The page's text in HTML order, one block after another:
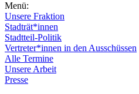
Menü:
Unsere Fraktion
Stadträt*innen
Stadtteil-Politik
Vertreter*innen in den Ausschüssen
Alle Termine
Unsere Arbeit
Presse